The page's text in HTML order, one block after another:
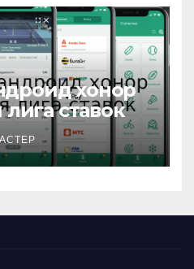
хонор
ставок